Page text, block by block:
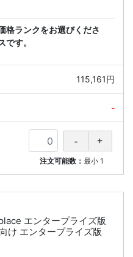
格ランクをお選びくださ
す。
115,161円
-
注文可能数：最小 1
エンタープライズ版
け エンタープライズ版